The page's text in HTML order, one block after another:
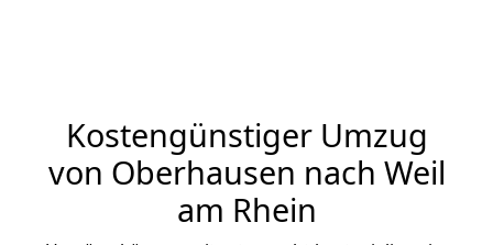
Kostengünstiger Umzug
von Oberhausen nach Weil
am Rhein